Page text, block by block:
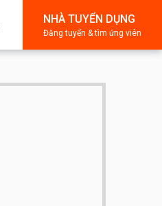
NHÀ TUYỂN DỤNG
Đăng tuyển & tìm ứng viên